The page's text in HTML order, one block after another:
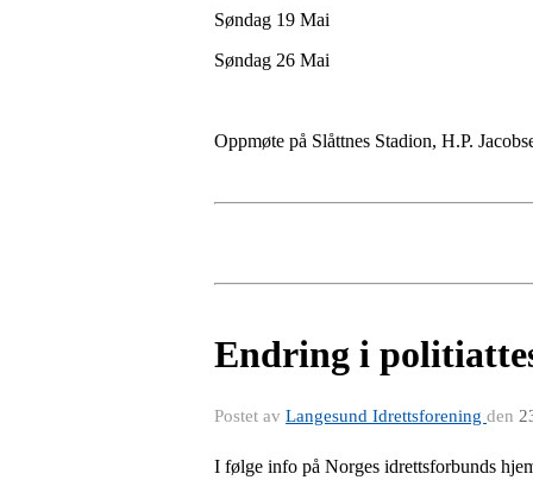
Søndag 19 Mai
Søndag 26 Mai
Oppmøte på Slåttnes Stadion, H.P.
Endring i
Postet av Langesund Idrettsforening den
I følge info på Norges idrettsforbunds